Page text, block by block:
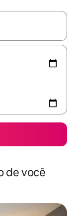
explore-os
de você